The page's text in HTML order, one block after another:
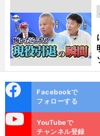
ok
Facebookで
フォローする
YouTubeで
チャンネル登録